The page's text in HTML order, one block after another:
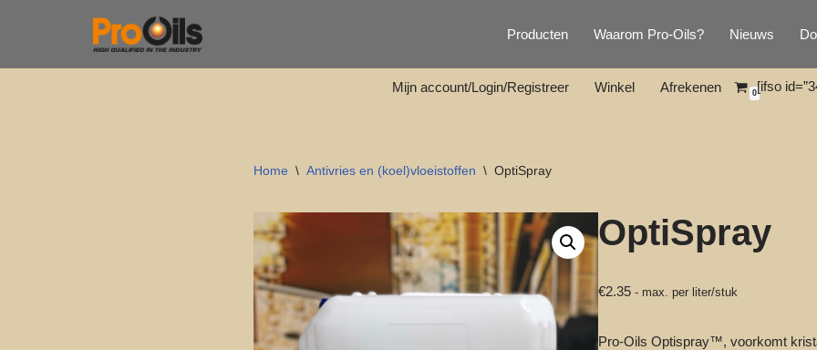
naar
Producten Waarom Pro-Oils? Nieuws
Mijn account/Login/Registreer Winkel Afrekenen 0[ifso
Home \ Antivries en (koel)vloeistoffen \ OptiSpray
OptiSpray
€2.35 - max. per liter/stuk
Pro-Oils Optispray™, voorkomt